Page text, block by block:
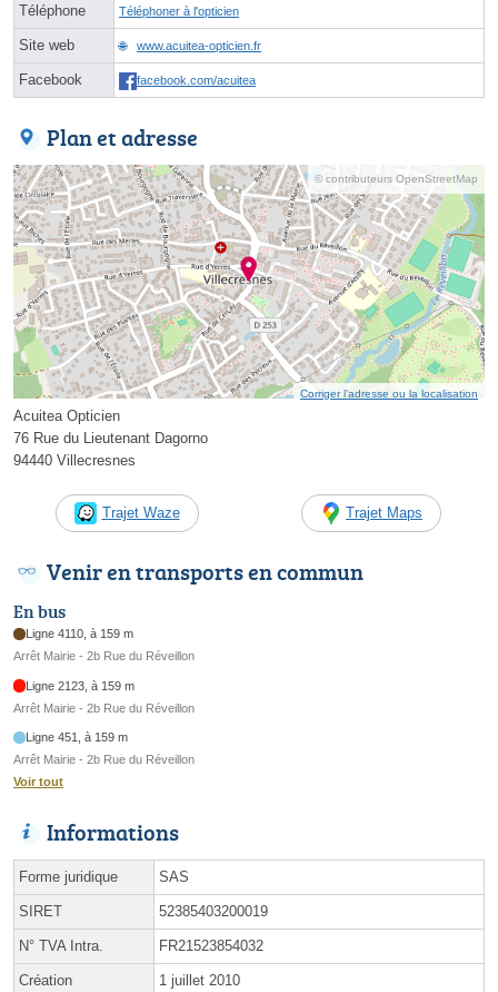
Téléphone Téléphoner à l'opticien
Site web www.acuitea-opticien.fr
Facebook facebook.com/acuitea
Plan et adresse
© contributeurs OpenStreetMap
Corriger l’adresse ou la localisation
Acuitea Opticien
76 Rue du Lieutenant Dagorno
94440 Villecresnes
Trajet Waze Trajet Maps
Venir en transports en commun
En bus
Ligne 4110, à 159 m
Arrêt Mairie - 2b Rue du Réveillon
Ligne 2123, à 159 m
Arrêt Mairie - 2b Rue du Réveillon
Ligne 451, à 159 m
Arrêt Mairie - 2b Rue du Réveillon
Voir tout
Informations
Forme juridique SAS
SIRET 52385403200019
N° TVA Intra. FR21523854032
Création 1 juillet 2010